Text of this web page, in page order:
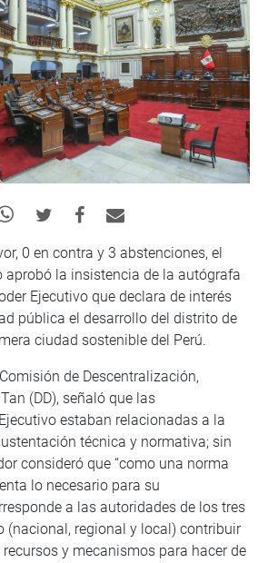
0 en contra y 3 abstenciones, el
aprobó la insistencia de la autógrafa
Ejecutivo que declara de interés
pública el desarrollo del distrito de
ciudad sostenible del Perú.
de Descentralización,
(DD), señaló que las
estaban relacionadas a la
técnica y normativa; sin
consideró que “como una norma
lo necesario para su
a las autoridades de los tres
(nacional, regional y local) contribuir
y mecanismos para hacer de